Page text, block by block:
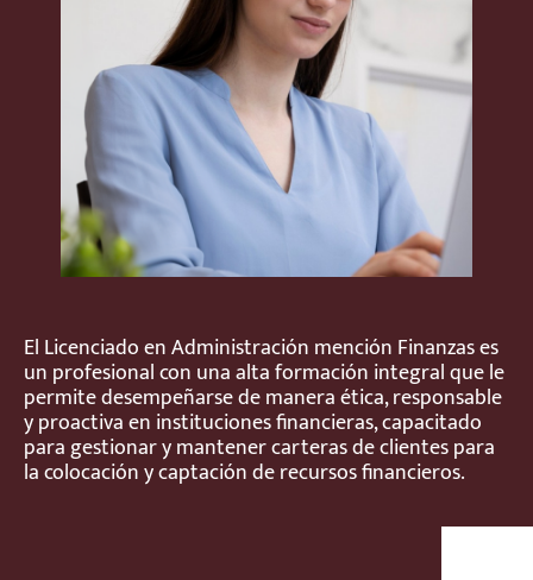
El Licenciado en Administración mención Finanzas es
un profesional con una alta formación integral que le
permite desempeñarse de manera ética, responsable
y proactiva en instituciones financieras, capacitado
para gestionar y mantener carteras de clientes para
la colocación y captación de recursos financieros.